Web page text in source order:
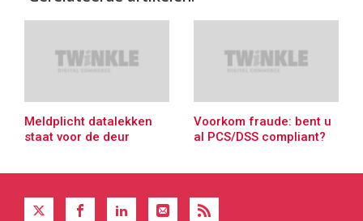
Meldplicht datalekken
staat voor de deur
Voorkom fraude: bent u
al PCS/DSS compliant?